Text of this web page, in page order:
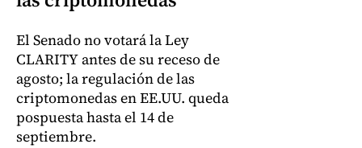
El Senado no votará la Ley
CLARITY antes de su receso de
agosto; la regulación de las
criptomonedas en EE.UU. queda
pospuesta hasta el 14 de
septiembre.